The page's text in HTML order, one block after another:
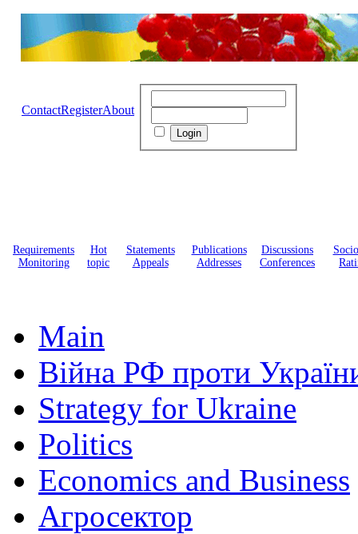
ContactRegisterAbout
Requirements
Monitoring
Hot
topic
Statements
Appeals
Publications
Addresses
Discussions
Conferences
Main
Війна РФ проти
Strategy for Ukraine
Politics
Economics and Business
Агросектор